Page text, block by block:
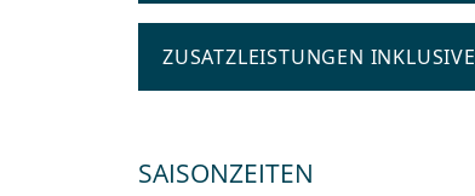
ZUSATZLEISTUNGEN INKLUSIVE
SAISONZEITEN